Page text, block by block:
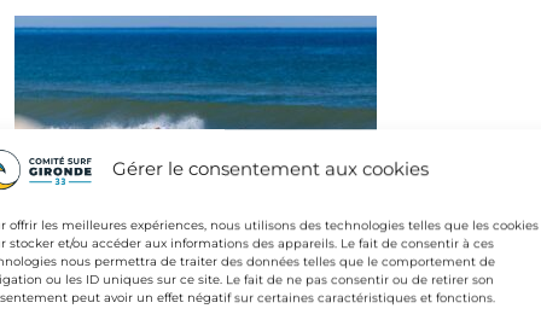
Gérer le consentement aux cookies
offrir les meilleures expériences, nous utilisons des technologies telles que les cookies
stocker et/ou accéder aux informations des appareils. Le fait de consentir à ces
nous permettra de traiter des données telles que le comportement de
ou les ID uniques sur ce site. Le fait de ne pas consentir ou de retirer son
peut avoir un effet négatif sur certaines caractéristiques et fonctions.
by Banque Populaire 2026